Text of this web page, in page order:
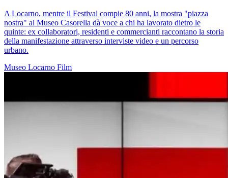
A Locarno, mentre il Festival compie 80 anni, la mostra "piazza
nostra" al Museo Casorella dà voce a chi ha lavorato dietro le
quinte: ex collaboratori, residenti e commercianti raccontano la storia
della manifestazione attraverso interviste video e un percorso
urbano.
Museo Locarno Film